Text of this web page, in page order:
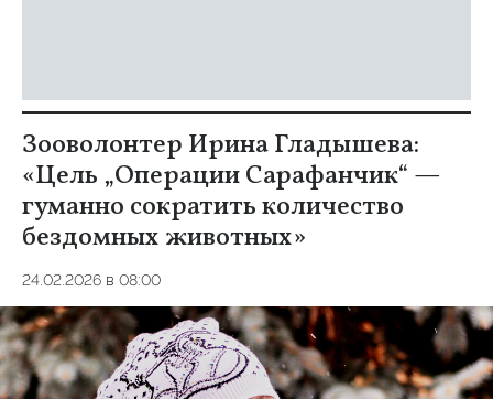
Зооволонтер Ирина Гладышева:
«Цель „Операции Сарафанчик“ —
гуманно сократить количество
бездомных животных»
24.02.2026 в 08:00